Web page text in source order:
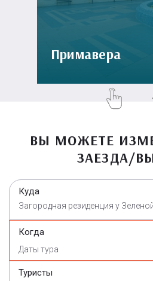
Примавера
ВЫ МОЖЕТЕ
ЗАЕЗДА/
Куда
Загородная резиденция у
Когда
Туристы